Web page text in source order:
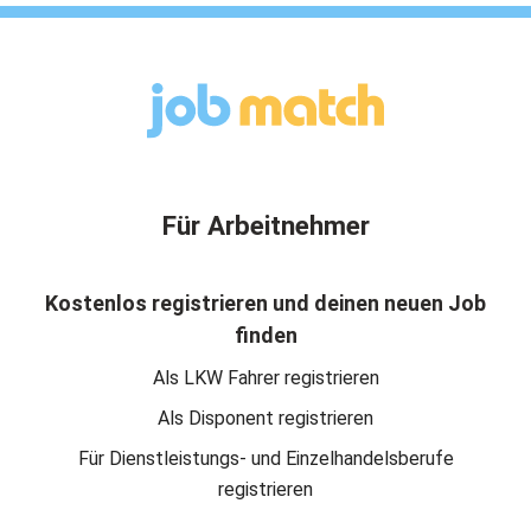
Für Arbeitnehmer
Kostenlos registrieren und deinen neuen Job
finden
Als LKW Fahrer registrieren
Als Disponent registrieren
Für Dienstleistungs- und Einzelhandelsberufe
registrieren